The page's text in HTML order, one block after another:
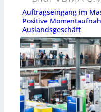
Auftragseingang im
Positive
Auslandsgeschäft